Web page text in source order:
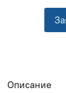
Описание